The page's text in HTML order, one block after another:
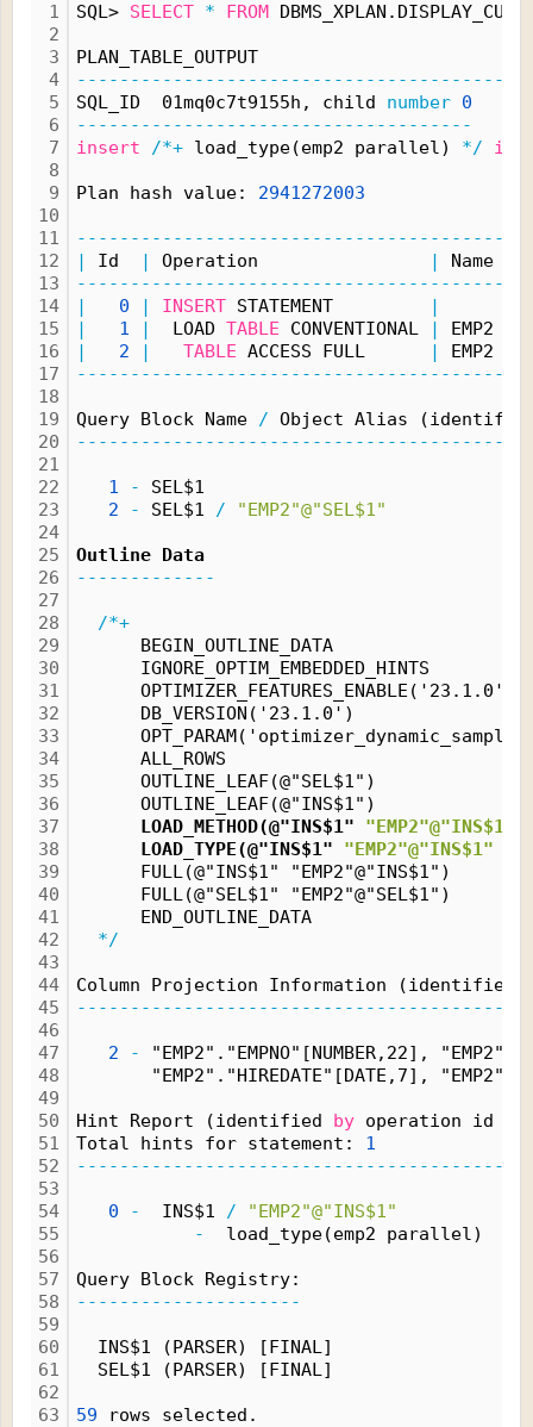
1
2
3
4
5
6
7
8
9
10
11
12
13
14
15
16
17
18
19
20
21
22
23
24
25
26
27
28
29
30
31
32
33
34
35
36
37
38
39
40
41
42
43
44
45
46
47
48
49
50
51
52
53
54
55
56
57
58
59
60
61
62
63
SQL> SELECT * FROM
PLAN_TABLE_OUTPUT
SQL_ID  01mq0c7t9155h, child number 0
-------------------------------------
insert
/*+ load_type(emp2 parallel) */
Plan hash value: 2941272003
|
Id | Operation | Name
|
0 | INSERT STATEMENT |
|
1 | LOAD TABLE CONVENTIONAL | EMP2
|
2 | TABLE ACCESS FULL | EMP2
Query Block Name / Object Alias
1 -
SEL$1
2
- SEL$1 / "EMP2"@"SEL$1"
Outline Data
-------------
/*+
BEGIN_OUTLINE_DATA
IGNORE_OPTIM_EMBEDDED_HINTS
OPTIMIZER_FEATURES_ENABLE('23.1.0')
DB_VERSION('23.1.0')
ALL_ROWS
OUTLINE_LEAF(@"SEL$1")
OUTLINE_LEAF(@"INS$1")
LOAD_METHOD(@"INS$1" "EMP2"@"INS$1"
LOAD_TYPE(@"INS$1" "EMP2"@"INS$1"
FULL(@"INS$1" "EMP2"@"INS$1")
FULL(@"SEL$1" "EMP2"@"SEL$1")
END_OUTLINE_DATA
*/
Column Projection Information (identified
2 -
"EMP2"."EMPNO"[NUMBER,22],
"EMP2"."HIREDATE"[DATE,7],
Hint Report (identified by operation id
Total hints for statement: 1
0 - INS$1 /
"EMP2"@"INS$1"
-
load_type(emp2 parallel)
Query Block Registry:
---------------------
INS$1 (PARSER) [FINAL]
SEL$1 (PARSER) [FINAL]
59 rows selected.